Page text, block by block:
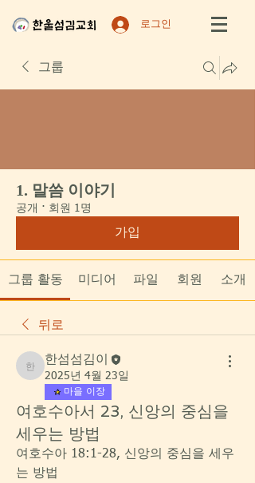
로그인
그룹
1. 말씀 이야기
공개 · 회원 1명
가입
그룹 활동 미디어 파일 회원 소개
뒤로
한섬섬김이
한섬섬김이
2025년 4월 23일
마을 이장
여호수아서 23, 신앙의 중심을
세우는 방법
여호수아 18:1-28, 신앙의 중심을 세우
는 방법